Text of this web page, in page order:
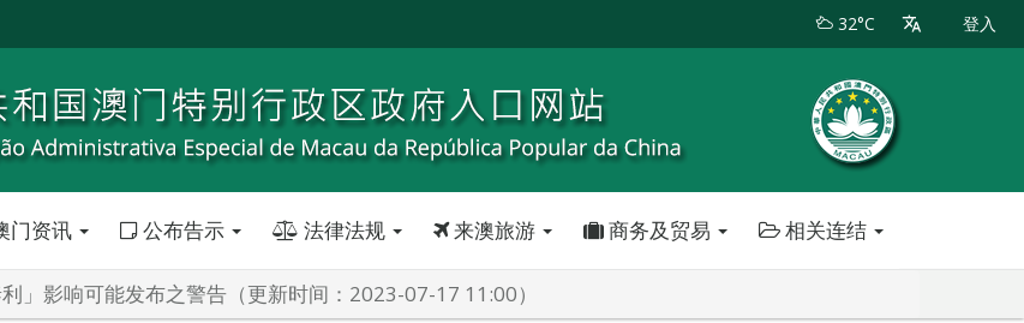
32°C 登入
门资讯 公布告示 法律法规 来澳旅游 商务及贸易 相关连结
」影响可能发布之警告（更新时间：2023-07-17 11:00）